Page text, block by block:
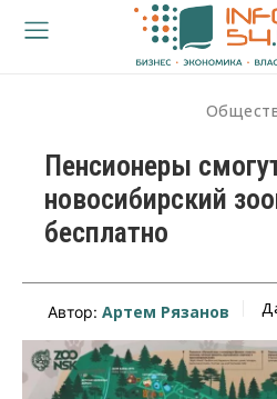
Пенсионеры
новосибирский
бесплатно
Автор: Артем Рязанов